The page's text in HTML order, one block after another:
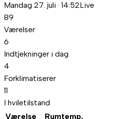
Mandag 27. juli · 14:52Live
89
Værelser
6
Indtjekninger i dag
4
Forklimatiserer
11
I hviletilstand
Værelse
Rumtemp.